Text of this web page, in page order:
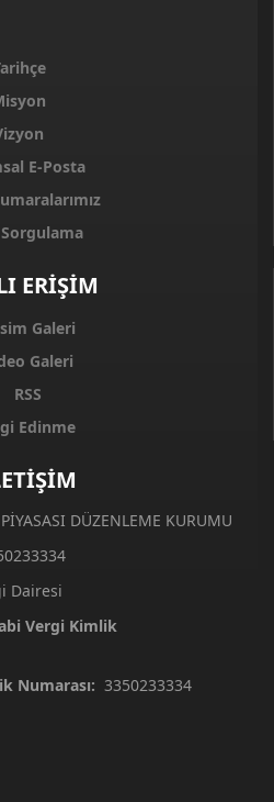
E-Posta
ERİŞİM
Galeri
Galeri
RSS
Edinme
DÜZENLEME KURUMU
Dairesi
Vergi Kimlik
Numarası: 3350233334